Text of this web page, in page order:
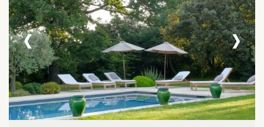
Émirats Arabes Unis
Croatie
Tunisie
Brésil
Turquie
Martinique
Suisse
‹ ›